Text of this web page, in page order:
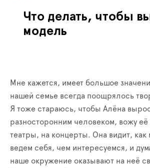
Что делать, чтобы
модель
Мне кажется, имеет большое
нашей семье всегда поощрялось
Я тоже стараюсь, чтобы Алёна
разносторонним человеком, вожу её
театры, на концерты. Она видит, как
ведем себя, чем интересуемся, и
наше окружение оказывают на неё